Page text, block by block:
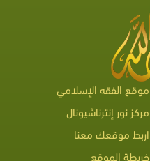
موقع الفقه الإسلامي
مركز نور إنترناشيونال
اربط موقعك معنا
خريطة الموقع